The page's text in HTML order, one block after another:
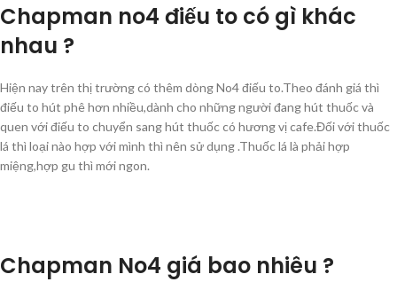
Chapman no4 điếu to có gì khác
nhau ?
Hiện nay trên thị trường có thêm dòng No4 điếu to.Theo đánh giá thì
điếu to hút phê hơn nhiều,dành cho những người đang hút thuốc và
quen với điếu to chuyển sang hút thuốc có hương vị cafe.Đối với thuốc
lá thì loại nào hợp với mình thì nên sử dụng .Thuốc lá là phải hợp
miệng,hợp gu thì mới ngon.
Chapman No4 giá bao nhiêu ?